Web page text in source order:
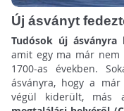
Új ásványt
Tudósok új
amit egy ma már nem
1700-as években.
ásványra, hogy a
végül kiderült, más